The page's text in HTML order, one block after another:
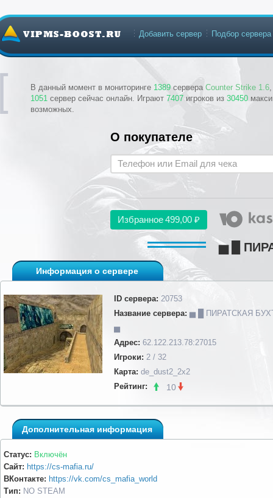
В данный момент в мониторинге 1389 сервера Counter Strike 1.6
1051 сервер сейчас онлайн. Играют 7407 игроков из 30450
возможных.
Добавить сервер Подбор сервера
О покупателе
Избранное499,00 ₽
▅ █
Информация о сервере
ID сервера: 20753
Название сервера: ▅ █ ПИРАТСКАЯ
▅
Адрес: 62.122.213.78:27015
Игроки: 2 / 32
Карта: de_dust2_2x2
Рейтинг:
10
Дополнительная информация
Статус: Включён
Сайт: https://cs-mafia.ru/
ВКонтакте: https://vk.com/cs_mafia_world
Тип: NO STEAM